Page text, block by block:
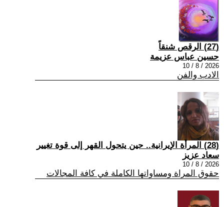
(27) الرقص شنقاً
حسين عباس عزيمة
2026 / 8 / 10
الادب والفن
(28) المرأة الإيرانية.. حين يتحول القهر إلى قوة تغيير
سعاد عزيز
2026 / 8 / 10
حقوق المراة ومساواتها الكاملة في كافة المجالات